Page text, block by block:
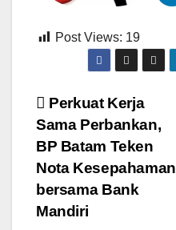
Post Views: 19
Navigasi
pos
Perkuat Kerja
Sama Perbankan,
BP Batam Teken
Nota Kesepahaman
bersama Bank
Mandiri